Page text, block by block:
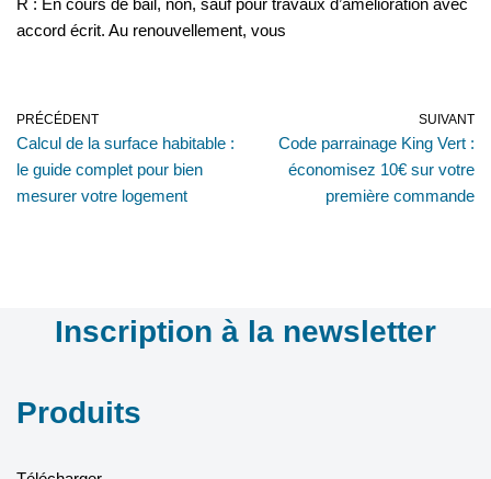
R : En cours de bail, non, sauf pour travaux d’amélioration avec
accord écrit. Au renouvellement, vous
PRÉCÉDENT
Calcul de la surface habitable :
le guide complet pour bien
mesurer votre logement
SUIVANT
Code parrainage King Vert :
économisez 10€ sur votre
première commande
Inscription à la newsletter
Produits